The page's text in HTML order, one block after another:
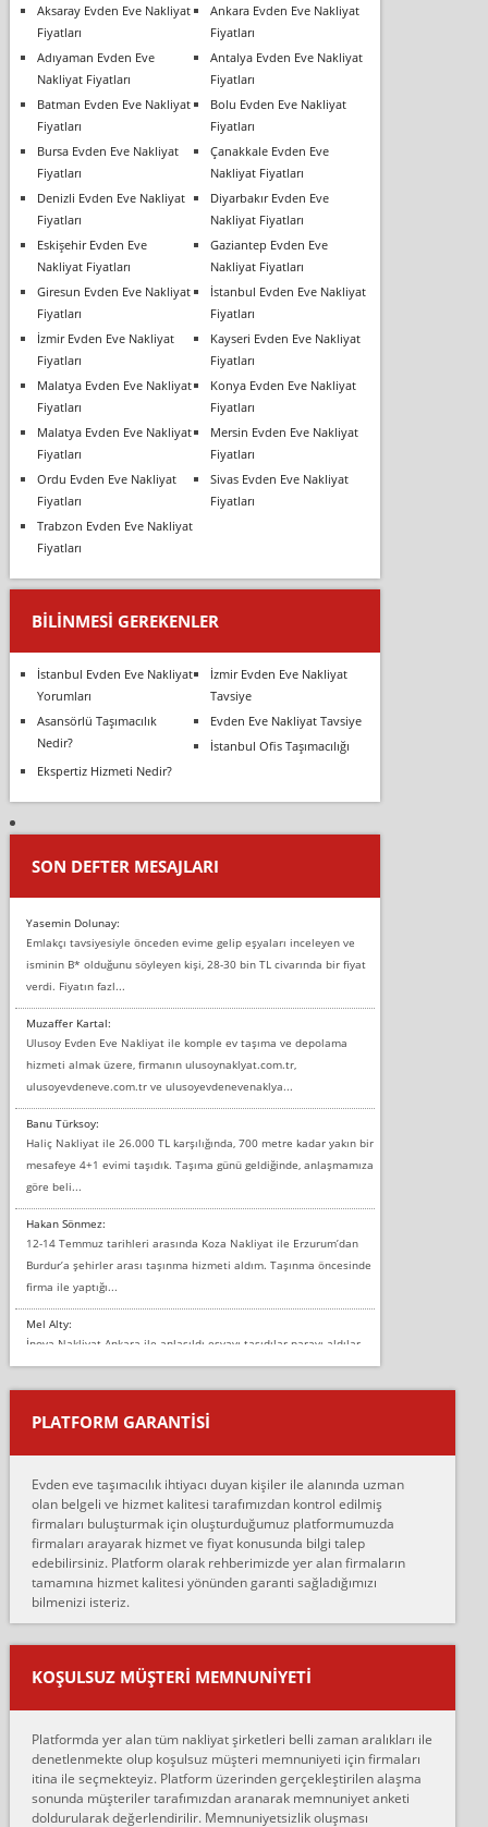
Aksaray Evden Eve Nakliyat
Fiyatları
Ankara Evden Eve Nakliyat
Fiyatları
Adıyaman Evden Eve
Nakliyat Fiyatları
Antalya Evden Eve Nakliyat
Fiyatları
Batman Evden Eve Nakliyat
Fiyatları
Bolu Evden Eve Nakliyat
Fiyatları
Bursa Evden Eve Nakliyat
Fiyatları
Çanakkale Evden Eve
Nakliyat Fiyatları
Denizli Evden Eve Nakliyat
Fiyatları
Diyarbakır Evden Eve
Nakliyat Fiyatları
Eskişehir Evden Eve
Nakliyat Fiyatları
Gaziantep Evden Eve
Nakliyat Fiyatları
Giresun Evden Eve Nakliyat
Fiyatları
İstanbul Evden Eve Nakliyat
Fiyatları
İzmir Evden Eve Nakliyat
Fiyatları
Kayseri Evden Eve Nakliyat
Fiyatları
Malatya Evden Eve Nakliyat
Fiyatları
Konya Evden Eve Nakliyat
Fiyatları
Malatya Evden Eve Nakliyat
Fiyatları
Mersin Evden Eve Nakliyat
Fiyatları
Ordu Evden Eve Nakliyat
Fiyatları
Sivas Evden Eve Nakliyat
Fiyatları
Trabzon Evden Eve Nakliyat
Fiyatları
BILINMESI GEREKENLER
İstanbul Evden Eve Nakliyat
Yorumları
İzmir Evden Eve Nakliyat
Tavsiye
Asansörlü Taşımacılık
Nedir?
Evden Eve Nakliyat Tavsiye
İstanbul Ofis Taşımacılığı
Ekspertiz Hizmeti Nedir?
SON DEFTER MESAJLARI
Yasemin Dolunay:
Emlakçı tavsiyesiyle önceden evime gelip eşyaları inceleyen ve
isminin B* olduğunu söyleyen kişi, 28-30 bin TL civarında bir fiyat
verdi. Fiyatın fazl...
Muzaffer Kartal:
Ulusoy Evden Eve Nakliyat ile komple ev taşıma ve depolama
hizmeti almak üzere, firmanın ulusoynaklyat.com.tr,
ulusoyevdeneve.com.tr ve ulusoyevdenevenaklya...
Banu Türksoy:
Haliç Nakliyat ile 26.000 TL karşılığında, 700 metre kadar yakın bir
mesafeye 4+1 evimi taşıdık. Taşıma günü geldiğinde, anlaşmamıza
göre beli...
Hakan Sönmez:
12-14 Temmuz tarihleri arasında Koza Nakliyat ile Erzurum’dan
Burdur’a şehirler arası taşınma hizmeti aldım. Taşınma öncesinde
firma ile yaptığı...
Mel Alty:
İnova Nakliyat Ankara ile anlaşıldı eşyayı taşıdılar parayı aldılar.
Salon duvarına bir baktım birisi boydan alüminyum renkli bantı
yapıştırm...
Murat:
çalıştıklarını, müş...
Ahmet:
Lüleburgaz güngünes evden eve naklyat eşyalarımı taşımak için
anlaştık sabah eve geldiklerinde de eşyalarımı düzgün şekilde
sarcaz demelerine r...
mehmet güldü:
Ankara ALİCANLAR NAKLİYAT Tutarsız ve ticari ahlak problemleri
var verdikleri fiyat teklifini arttırdılar. Sonrasında taşıma gününde
oldukça tutarsı...
Ankara Alicanlar naklyat tel 5465524025. 2600 TL'ye ankaradan
Konya ya Alicanlar naklyat la anlaştık bu şahıs evin taşınacağı gün
fiyatın mazoto gele...
PLATFORM GARANTİSİ
Evden eve taşımacılık ihtiyacı duyan kişiler ile alanında uzman
olan belgeli ve hizmet kalitesi tarafımızdan kontrol edilmiş
firmaları buluşturmak için oluşturduğumuz platformumuzda
firmaları arayarak hizmet ve fiyat konusunda bilgi talep
edebilirsiniz. Platform olarak rehberimizde yer alan firmaların
tamamına hizmet kalitesi yönünden garanti sağladığımızı
bilmenizi isteriz.
KOŞULSUZ MÜŞTERI MEMNUNIYETI
Platformda yer alan tüm nakliyat şirketleri belli zaman aralıkları ile
denetlenmekte olup koşulsuz müşteri memnuniyeti için firmaları
itina ile seçmekteyiz. Platform üzerinden gerçekleştirilen alaşma
sonunda müşteriler tarafımızdan aranarak memnuniyet anketi
doldurularak değerlendirilir. Memnuniyetsizlik oluşması